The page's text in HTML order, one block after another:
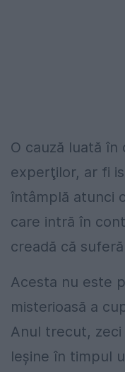
O cauză luată
experţilor, ar fi
întâmplă atunci
care intră în
creadă că
Acesta nu este
misterioasă a
Anul trecut,
leşine în timpul